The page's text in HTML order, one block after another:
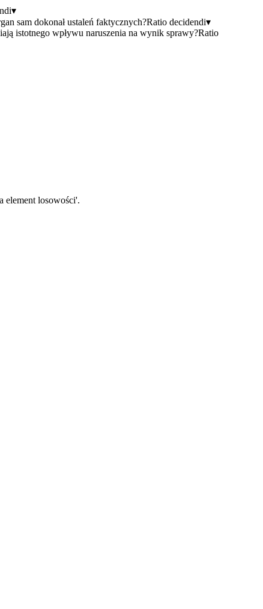
▾
sam dokonał ustaleń faktycznych?Ratio decidendi▾
istotnego wpływu naruszenia na wynik sprawy?Ratio
element losowości'.